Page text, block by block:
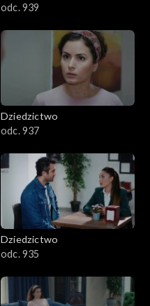
odc. 939
Dziedzictwo
odc. 937
Dziedzictwo
odc. 935